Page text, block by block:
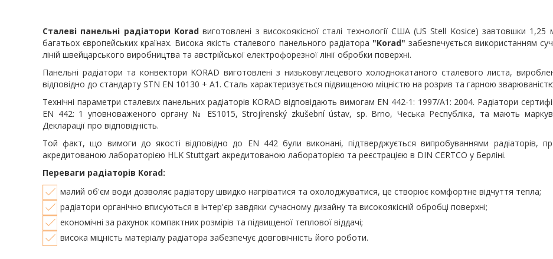
Сталеві панельні радіатори Koradвиготовлені з високоякісної сталі технології США (US Stell Kosice) завтовшки
багатьох європейських країнах. Висока якість сталевого панельного радіатора "Korad" забезпечується використанням
ліній швейцарського виробництва та австрійської електрофорезної лінії обробки поверхні.
Панельні радіатори та конвектори KORAD виготовлені з низьковуглецевого холоднокатаного сталевого листа,
відповідно до стандарту STN EN 10130 + A1. Сталь характеризується підвищеною міцністю на розрив та гарною
Технічні параметри сталевих панельних радіаторів KORAD відповідають вимогам EN 442-1: 1997/A1: 2004. Радіатори
EN 442: 1 уповноваженого органу № ES1015, Strojírenský zkušební ústav, sp. Brno, Чеська Республіка, та мають
Декларації про відповідність.
Той факт, що вимоги до якості відповідно до EN 442 були виконані, підтверджується випробуваннями радіаторів,
акредитованою лабораторією HLK Stuttgart акредитованою лабораторією та реєстрацією в DIN CERTCO у Берліні.
Переваги радіаторів Korad:
малий об'єм води дозволяє радіатору швидко нагріватися та охолоджуватися, це створює комфортне відчуття тепла;
радіатори органічно вписуються в інтер'єр завдяки сучасному дизайну та високоякісній обробці поверхні;
економічні за рахунок компактних розмірів та підвищеної теплової віддачі;
висока міцність матеріалу радіатора забезпечує довговічність його роботи.